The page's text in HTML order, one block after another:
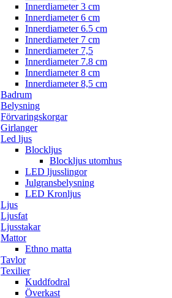
Innerdiameter 3 cm
Innerdiameter 6 cm
Innerdiameter 6.5 cm
Innerdiameter 7 cm
Innerdiameter 7,5
Innerdiameter 7.8 cm
Innerdiameter 8 cm
Innerdiameter 8,5 cm
Badrum
Belysning
Förvaringskorgar
Girlanger
Led ljus
Blockljus
Blockljus utomhus
LED ljusslingor
Julgransbelysning
LED Kronljus
Ljus
Ljusfat
Ljusstakar
Mattor
Ethno matta
Tavlor
Texilier
Kuddfodral
Överkast